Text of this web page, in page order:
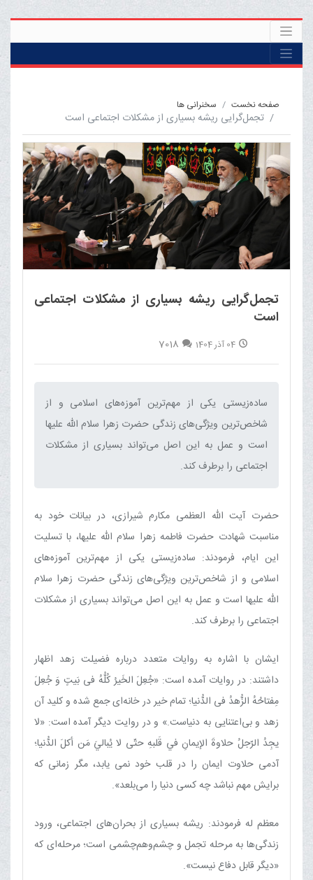
صفحه نخست سخنرانی ها
تجمل‌گرایی ریشه بسیاری از مشکلات اجتماعی است
تجمل‌گرایی ریشه بسیاری از مشکلات اجتماعی
است
04 آذر 1404 7018
ساده‌زیستی یکی از مهم‌ترین آموزه‌های اسلامی و از
شاخص‌ترین ویژگی‌های زندگی حضرت زهرا سلام الله علیها
است و عمل به این اصل می‌تواند بسیاری از مشکلات
اجتماعی را برطرف کند.‌
حضرت آیت الله العظمی مکارم شیرازی، در بیانات خود به
مناسبت شهادت حضرت فاطمه زهرا سلام الله علیها، با تسلیت
این ایام، فرمودند: ساده‌زیستی یکی از مهم‌ترین آموزه‌های
اسلامی و از شاخص‌ترین ویژگی‌های زندگی حضرت زهرا سلام
الله علیها است و عمل به این اصل می‌تواند بسیاری از مشکلات
اجتماعی را برطرف کند.
ایشان با اشاره به روایات متعدد درباره فضیلت زهد اظهار
داشتند: در روایات آمده است: «جُعِلَ الخَیرُ کُلُّهُ فی بَیتٍ وَ جُعِلَ
مِفتاحُهُ الزُّهدُ فی الدُّنیا؛ تمام خیر در خانه‌ای جمع شده و کلید آن
زهد و بی‌اعتنایی به دنیاست.» و در روایت دیگر آمده است: «لا
يجِدُ الرّجلُ حلاوةَ الإيمانِ في قَلبهِ حتّى لا يُباليَ مَن أكلَ الدُّنيا؛
آدمى حلاوت ايمان را در قلب خود نمى يابد، مگر زمانى كه
برايش مهم نباشد چه كسى دنيا را می‌بلعد».
معظم له فرمودند: ریشه بسیاری از بحران‌های اجتماعی، ورود
زندگی‌ها به مرحله تجمل و چشم‌وهم‌چشمی است؛ مرحله‌ای که
«دیگر قابل دفاع نیست».